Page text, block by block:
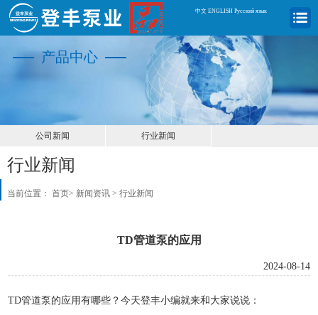
中文 |ENGLISH |Русский язык
产品中心
公司新闻 行业新闻
行业新闻
当前位置： 首页> 新闻资讯 > 行业新闻
TD管道泵的应用
2024-08-14
TD管道泵的应用有哪些？今天登丰小编就来和大家说说：